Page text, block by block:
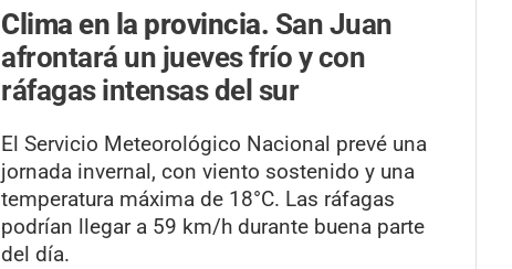
Clima en la provincia. San Juan
afrontará un jueves frío y con
ráfagas intensas del sur
El Servicio Meteorológico Nacional prevé una
jornada invernal, con viento sostenido y una
temperatura máxima de 18°C. Las ráfagas
podrían llegar a 59 km/h durante buena parte
del día.